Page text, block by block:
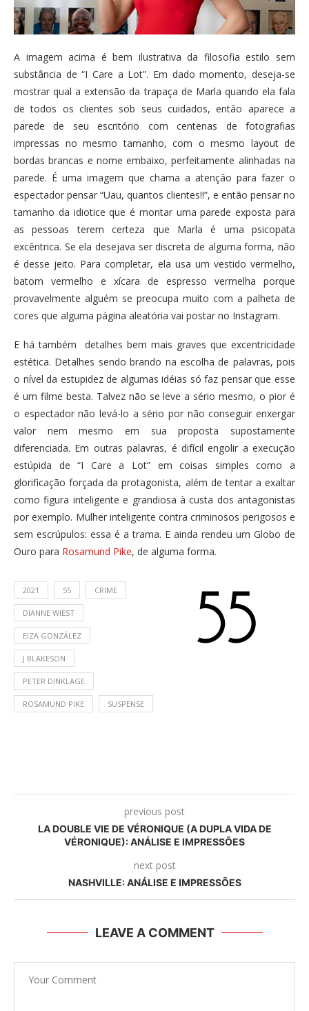
A imagem acima é bem ilustrativa da filosofia estilo sem
substância de “I Care a Lot”. Em dado momento, deseja-se
mostrar qual a extensão da trapaça de Marla quando ela fala
de todos os clientes sob seus cuidados, então aparece a
parede de seu escritório com centenas de fotografias
impressas no mesmo tamanho, com o mesmo layout de
bordas brancas e nome embaixo, perfeitamente alinhadas na
parede. É uma imagem que chama a atenção para fazer o
espectador pensar “Uau, quantos clientes!!”, e então pensar no
tamanho da idiotice que é montar uma parede exposta para
as pessoas terem certeza que Marla é uma psicopata
excêntrica. Se ela desejava ser discreta de alguma forma, não
é desse jeito. Para completar, ela usa um vestido vermelho,
batom vermelho e xícara de espresso vermelha porque
provavelmente alguém se preocupa muito com a palheta de
cores que alguma página aleatória vai postar no Instagram.
E há também detalhes bem mais graves que excentricidade
estética. Detalhes sendo brando na escolha de palavras, pois
o nível da estupidez de algumas idéias só faz pensar que esse
é um filme besta. Talvez não se leve a sério mesmo, o pior é
o espectador não levá-lo a sério por não conseguir enxergar
valor nem mesmo em sua proposta supostamente
diferenciada. Em outras palavras, é difícil engolir a execução
estúpida de “I Care a Lot” em coisas simples como a
glorificação forçada da protagonista, além de tentar a exaltar
como figura inteligente e grandiosa à custa dos antagonistas
por exemplo. Mulher inteligente contra criminosos perigosos e
sem escrúpulos: essa é a trama. E ainda rendeu um Globo de
Ouro para Rosamund Pike, de alguma forma.
2021 55 CRIME
DIANNE WIEST
EIZA GONZÁLEZ
J BLAKESON
PETER DINKLAGE
ROSAMUND PIKE SUSPENSE
previous post
LA DOUBLE VIE DE VÉRONIQUE (A DUPLA VIDA DE
VÉRONIQUE): ANÁLISE E IMPRESSÕES
next post
NASHVILLE: ANÁLISE E IMPRESSÕES
LEAVE A COMMENT